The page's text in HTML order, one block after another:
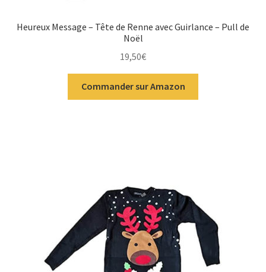
Heureux Message – Tête de Renne avec Guirlance – Pull de
Noël
19,50€
Commander sur Amazon